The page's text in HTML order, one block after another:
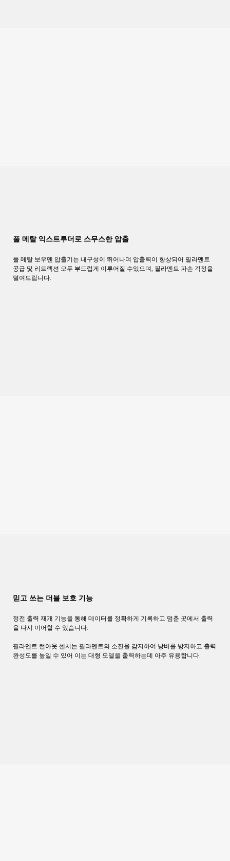
풀 메탈 익스트루더로 스무스한 압출
풀 메탈 보우덴 압출기는 내구성이 뛰어나며 압출력이 향상되어 필라멘트
공급 및 리트렉션 모두 부드럽게 이루어질 수있으며, 필라멘트 파손 걱정을
덜여드립니다.
믿고 쓰는 더블 보호 기능
정전 출력 재개 기능을 통해 데이터를 정확하게 기록하고 멈춘 곳에서 출력
을 다시 이어할 수 있습니다
필라멘트 런아웃 센서는 필라멘트의 소진을 감지하여 낭비를 방지하고 출력
완성도를 높일 수 있어 이는 대형 모델을 출력하는데 아주 유용합니다.